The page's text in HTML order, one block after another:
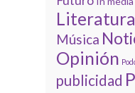
Literatura
Música
Opinión
publicidad